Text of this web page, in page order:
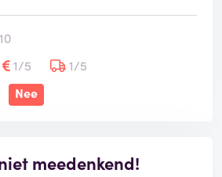
1/5
1/5
Nee
meedenkend!